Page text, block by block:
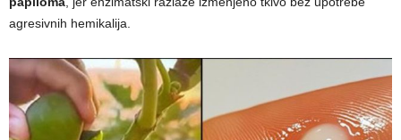
agresivnih hemikalija.